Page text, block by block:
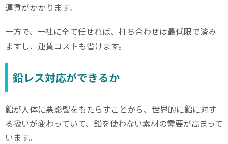
運賃がかかります。
一方で、一社に全て任せれば、打ち合わせは最低限で済み
ますし、運賃コストも省けます。
鉛レス対応ができるか
鉛が人体に悪影響をもたらすことから、世界的に鉛に対す
る扱いが変わっていて、鉛を使わない素材の需要が高まって
います。